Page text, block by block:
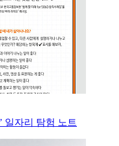
일자리 탐험 노트